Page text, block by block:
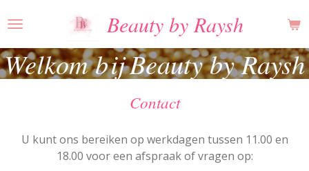
direct
naar
de
hoofdinhoud
Beauty by Raysh
Welkom bij Beauty by Raysh
Contact
U kunt ons bereiken op werkdagen tussen 11.00 en
18.00 voor een afspraak of vragen op: